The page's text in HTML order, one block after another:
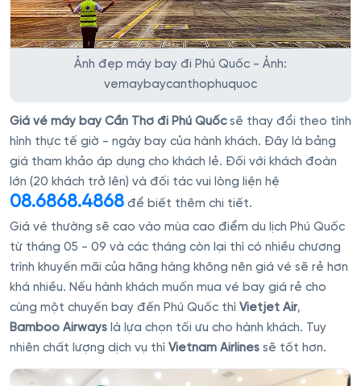
Ảnh đẹp máy bay đi Phú Quốc - Ảnh:
vemaybaycanthophuquoc
Giá vé máy bay Cần Thơ đi Phú Quốcsẽ thay đổi theo tình
hình thực tế giờ - ngày bay của hành khách. Đây là bảng
giá tham khảo áp dụng cho khách lẻ. Đối với khách đoàn
lớn (20 khách trở lên) và đối tác vui lòng liện hệ
08.6868.4868 để biết thêm chi tiết.
Giá vé thường sẽ cao vào mùa cao điểm du lịch Phú Quốc
từ tháng 05 - 09 và các tháng còn lại thì có nhiều chương
trình khuyến mãi của hãng hàng không nên giá vé sẽ rẻ hơn
khá nhiều. Nếu hành khách muốn mua vé bay giá rẻ cho
cùng một chuyến bay đến Phú Quốc thì Vietjet Air,
Bamboo Airways là lựa chọn tối ưu cho hành khách. Tuy
nhiên chất lượng dịch vụ thì Vietnam Airlines sẽ tốt hơn.